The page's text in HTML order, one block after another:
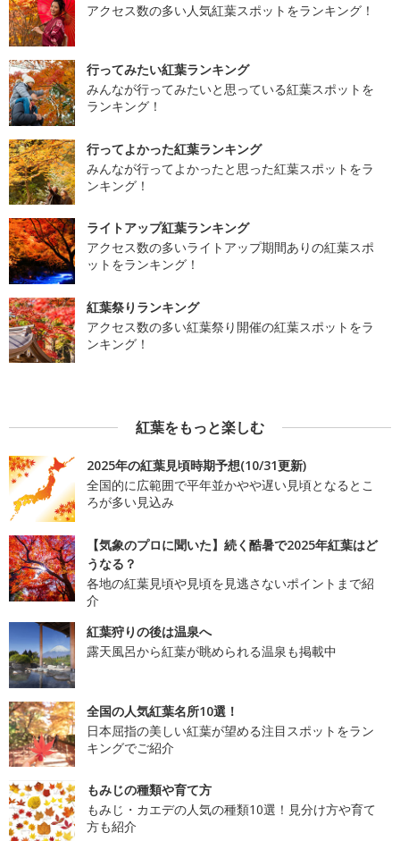
アクセス数の多い人気紅葉スポットをランキング！
行ってみたい紅葉ランキング
みんなが行ってみたいと思っている紅葉スポットを
ランキング！
行ってよかった紅葉ランキング
みんなが行ってよかったと思った紅葉スポットをラ
ンキング！
ライトアップ紅葉ランキング
アクセス数の多いライトアップ期間ありの紅葉スポ
ットをランキング！
紅葉祭りランキング
アクセス数の多い紅葉祭り開催の紅葉スポットをラ
ンキング！
紅葉をもっと楽しむ
2025年の紅葉見頃時期予想(10/31更新)
全国的に広範囲で平年並かやや遅い見頃となるとこ
ろが多い見込み
【気象のプロに聞いた】続く酷暑で2025年紅葉はど
うなる？
各地の紅葉見頃や見頃を見逃さないポイントまで紹
介
紅葉狩りの後は温泉へ
露天風呂から紅葉が眺められる温泉も掲載中
全国の人気紅葉名所10選！
日本屈指の美しい紅葉が望める注目スポットをラン
キングでご紹介
もみじの種類や育て方
もみじ・カエデの人気の種類10選！見分け方や育て
方も紹介